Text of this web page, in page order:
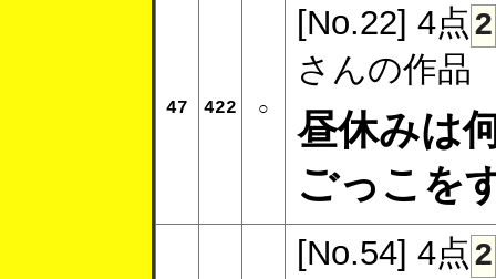
47 422 ○
[No.22] 4点 2
さんの作品
昼休みは
ごっこを
[No.54] 4点 2